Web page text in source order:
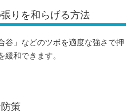
りを和らげる方法
谷」などのツボを適度な強さで押
緩和できます。
策